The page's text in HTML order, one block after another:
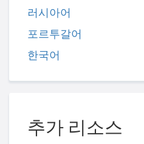
러시아어
포르투갈어
한국어
추가 리소스